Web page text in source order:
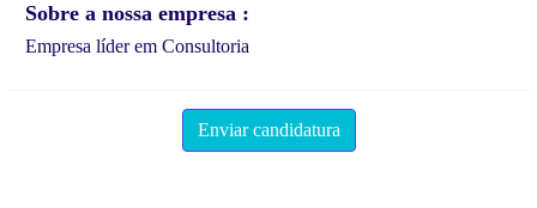
Sobre a nossa empresa
Empresa líder em Consultoria
Enviar candidatura